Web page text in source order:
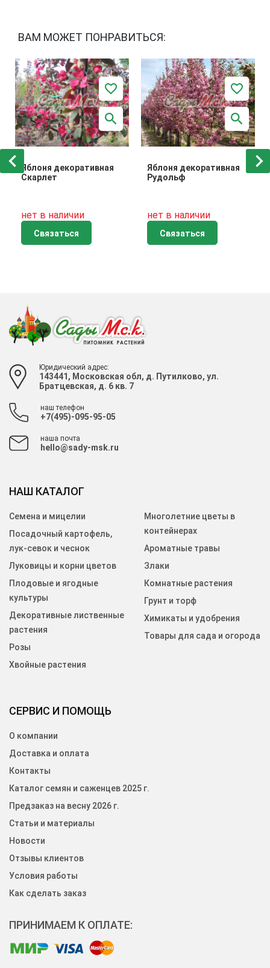
ВАМ МОЖЕТ ПОНРАВИТЬСЯ:
Яблоня декоративная
Скарлет
нет в наличии
Связаться
Яблоня декоративная
Рудольф
нет в наличии
Связаться
Юридический адрес:
143441, Московская обл, д. Путилково, ул.
Братцевская, д. 6 кв. 7
наш телефон
+7(495)-095-95-05
наша почта
hello@sady-msk.ru
СЕРВИС И ПОМОЩЬ
О компании
Доставка и оплата
Контакты
Каталог семян и саженцев 2025 г.
Предзаказ на весну 2026 г.
Статьи и материалы
Новости
Отзывы клиентов
Условия работы
Как сделать заказ
НАШ КАТАЛОГ
Семена и мицелии
Посадочный картофель,
лук-севок и чеснок
Луковицы и корни цветов
Плодовые и ягодные
культуры
Декоративные лиственные
растения
Розы
Хвойные растения
Многолетние цветы в
контейнерах
Ароматные травы
Злаки
Комнатные растения
Грунт и торф
Химикаты и удобрения
Товары для сада и огорода
ПРИНИМАЕМ К ОПЛАТЕ: